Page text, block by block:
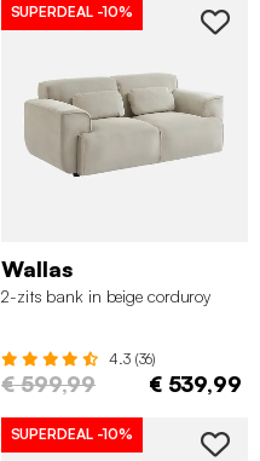
SUPERDEAL -10%
Wallas
2-zits bank in beige corduroy
4.3 (36)
€ 599,99 € 539,99
SUPERDEAL -10%